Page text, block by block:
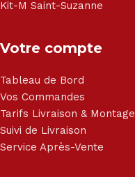
Kit-M Saint-Suzanne
Votre compte
Tableau de Bord
Vos Commandes
Tarifs Livraison & Montage
Suivi de Livraison
Service Après-Vente